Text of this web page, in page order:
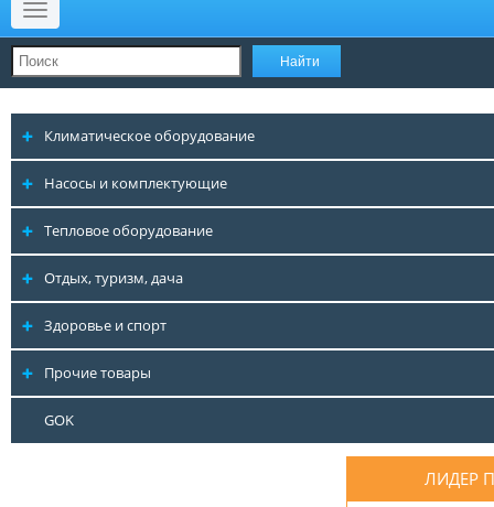
Меню
Климатическое оборудование
Насосы и комплектующие
Тепловое оборудование
Отдых, туризм, дача
Здоровье и спорт
Прочие товары
GOK
ЛИДЕР